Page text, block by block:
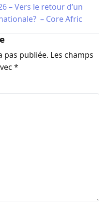
– Vers le retour d’un
– Core Afric
pas publiée. Les champs
*